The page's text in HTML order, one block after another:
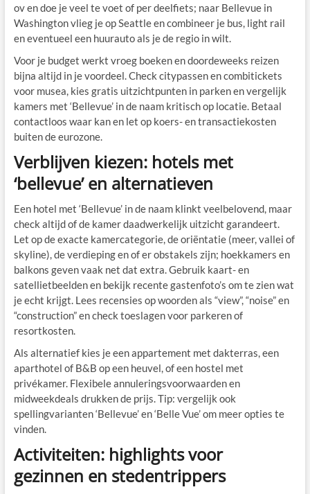
ov en doe je veel te voet of per deelfiets; naar Bellevue in
Washington vlieg je op Seattle en combineer je bus, light rail
en eventueel een huurauto als je de regio in wilt.
Voor je budget werkt vroeg boeken en doordeweeks reizen
bijna altijd in je voordeel. Check citypassen en combitickets
voor musea, kies gratis uitzichtpunten in parken en vergelijk
kamers met ‘Bellevue’ in de naam kritisch op locatie. Betaal
contactloos waar kan en let op koers- en transactiekosten
buiten de eurozone.
Verblijven kiezen: hotels met
‘bellevue’ en alternatieven
Een hotel met ‘Bellevue’ in de naam klinkt veelbelovend, maar
check altijd of de kamer daadwerkelijk uitzicht garandeert.
Let op de exacte kamercategorie, de oriëntatie (meer, vallei of
skyline), de verdieping en of er obstakels zijn; hoekkamers en
balkons geven vaak net dat extra. Gebruik kaart- en
satellietbeelden en bekijk recente gastenfoto’s om te zien wat
je echt krijgt. Lees recensies op woorden als “view”, “noise” en
“construction” en check toeslagen voor parkeren of
resortkosten.
Als alternatief kies je een appartement met dakterras, een
aparthotel of B&B op een heuvel, of een hostel met
privékamer. Flexibele annuleringsvoorwaarden en
midweekdeals drukken de prijs. Tip: vergelijk ook
spellingvarianten ‘Bellevue’ en ‘Belle Vue’ om meer opties te
vinden.
Activiteiten: highlights voor
gezinnen en stedentrippers